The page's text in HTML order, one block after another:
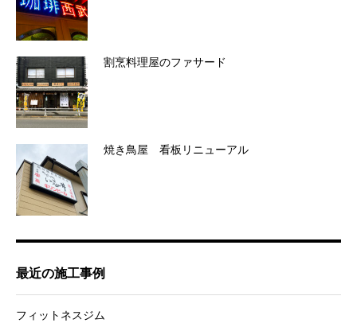
割烹料理屋のファサード
焼き鳥屋 看板リニューアル
最近の施工事例
フィットネスジム